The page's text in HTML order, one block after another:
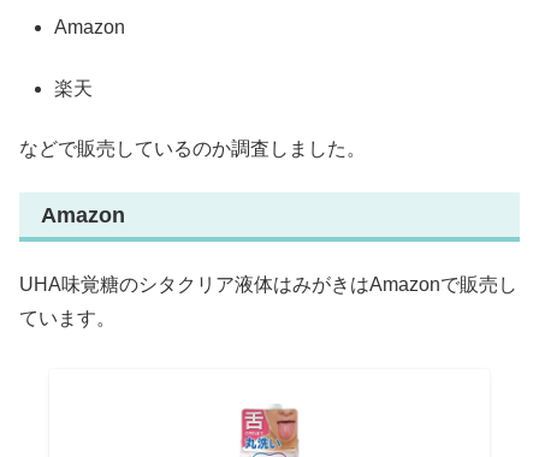
Amazon
楽天
などで販売しているのか調査しました。
Amazon
UHA味覚糖のシタクリア液体はみがきはAmazonで販売し
ています。